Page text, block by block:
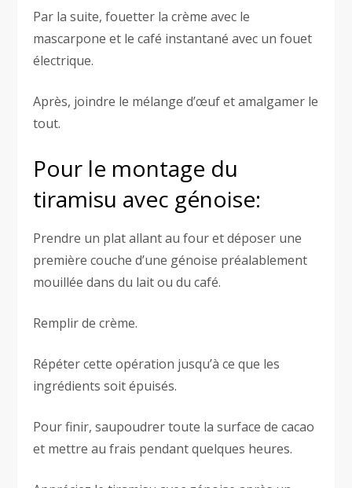
Par la suite, fouetter la crème avec le
mascarpone et le café instantané avec un fouet
électrique.
Après, joindre le mélange d’œuf et amalgamer le
tout.
Pour le montage du
tiramisu avec génoise:
Prendre un plat allant au four et déposer une
première couche d’une génoise préalablement
mouillée dans du lait ou du café.
Remplir de crème.
Répéter cette opération jusqu’à ce que les
ingrédients soit épuisés.
Pour finir, saupoudrer toute la surface de cacao
et mettre au frais pendant quelques heures.